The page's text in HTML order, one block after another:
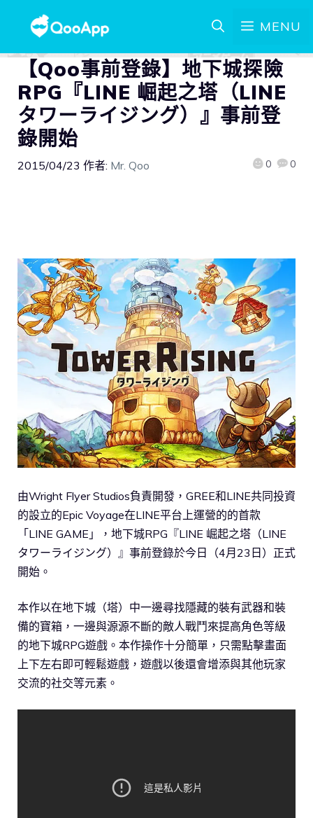
MENU
【Qoo事前登錄】地下城探險
RPG『LINE 崛起之塔（LINE
タワーライジング）』事前登
錄開始
2015/04/23 作者: Mr. Qoo 0 0
由Wright Flyer Studios負責開發，GREE和LINE共同投資
的設立的Epic Voyage在LINE平台上運營的的首款
「LINE GAME」，地下城RPG『LINE 崛起之塔（LINE
タワーライジング）』事前登錄於今日（4月23日）正式
開始。
本作以在地下城（塔）中一邊尋找隱藏的裝有武器和裝
備的寶箱，一邊與源源不斷的敵人戰鬥來提高角色等級
的地下城RPG遊戲。本作操作十分簡單，只需點擊畫面
上下左右即可輕鬆遊戲，遊戲以後還會增添與其他玩家
交流的社交等元素。